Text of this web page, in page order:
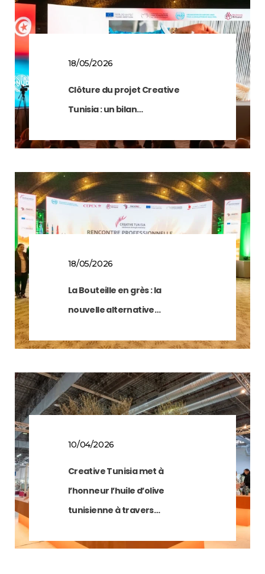
18/05/2026
Clôture du projet Creative
Tunisia : un bilan…
18/05/2026
La Bouteille en grès : la
nouvelle alternative…
10/04/2026
Creative Tunisia met à
l’honneur l’huile d’olive
tunisienne à travers…